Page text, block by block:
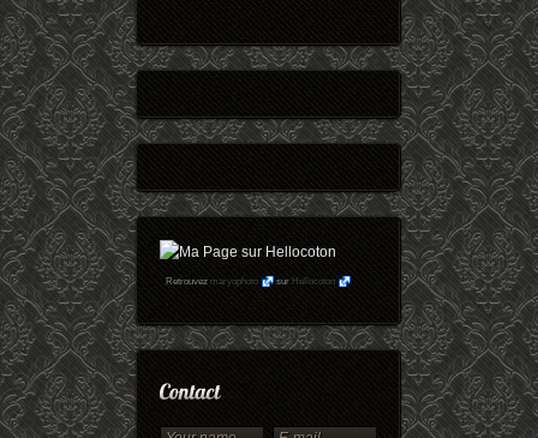
Retrouvezmaryophoto surHellocoton